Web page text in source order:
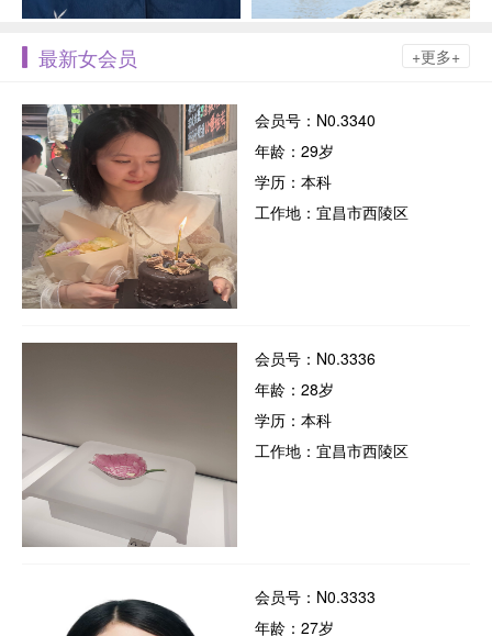
最新女会员 +更多+
会员号：N0.3340
年龄：29岁
学历：本科
工作地：宜昌市西陵区
会员号：N0.3336
年龄：28岁
学历：本科
工作地：宜昌市西陵区
会员号：N0.3333
年龄：27岁